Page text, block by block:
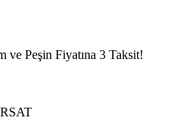
Peşin Fiyatına 3 Taksit!